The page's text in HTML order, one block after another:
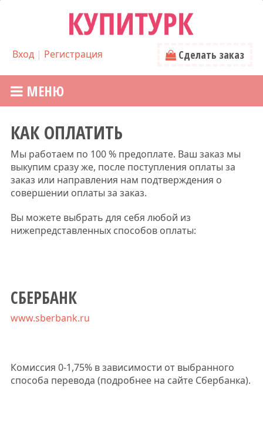
Вход| Регистрация Сделать заказ
МЕНЮ
КАК ОПЛАТИТЬ
Мы работаем по 100 % предоплате. Ваш заказ мы
выкупим сразу же, после поступления оплаты за
заказ или направления нам подтверждения о
совершении оплаты за заказ.
Вы можете выбрать для себя любой из
нижепредставленных способов оплаты:
СБЕРБАНК
www.sberbank.ru
Комиссия 0-1,75% в зависимости от выбранного
способа перевода (подробнее на сайте Сбербанка).